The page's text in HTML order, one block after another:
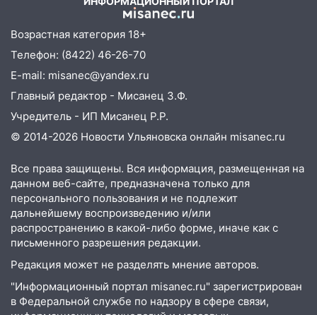
затопленные улицы
14:28 Ураган вырвал остановку на улице
Деева в Заволжье
14:26
Жители Ульяновска сами
пытаются расчистить ливнёвки, не
дождавшись коммунальщиков
14:16 Шторм продолжает ломать город:
светофор
14:14 Студента из Ульяновска обманули
мошенники под видом преподавателя
14:12 Куда жаловаться ульяновцам на
после непогоды
13:59 В Новом городе ураганным
Возрастная категория 18+
Телефон: (8422) 46-26-70
E-mail: misanec@yandex.ru
Главный редактор - Мисанец З.Ф.
Учредитель - ИП Мисанец Р.Р.
© 2014-2026 Новости Ульяновска онлайн misanec.ru
Все права защищены. Вся информация, размещенная на
данном веб-сайте, предназначена только для
персонального пользования и не подлежит
дальнейшему воспроизведению и/или
распространению в какой-либо форме, иначе как с
письменного разрешения редакции.
Редакция может не разделять мнение авторов.
"Информационный портал misanec.ru" зарегистрирован
в Федеральной службе по надзору в сфере связи,